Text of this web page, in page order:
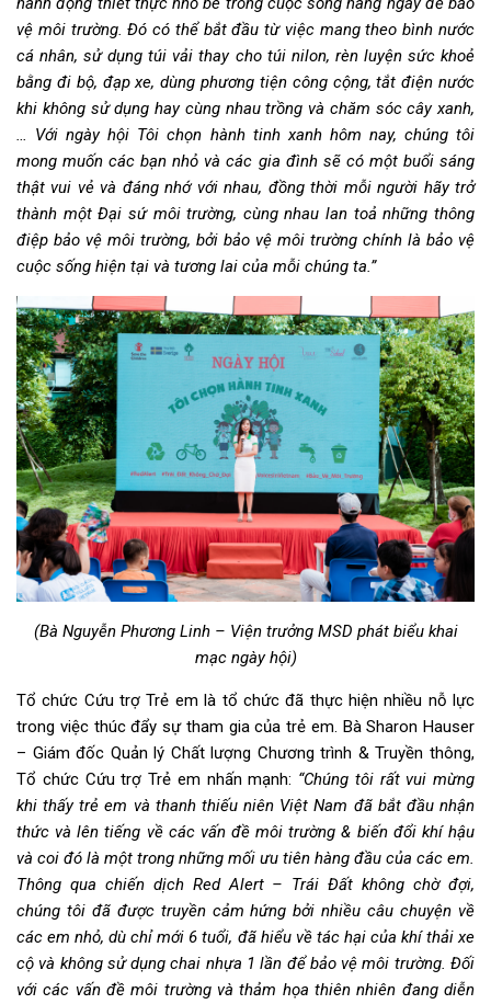
vệ môi trường. Đó có thể bắt đầu từ việc mang theo bình nước
cá nhân, sử dụng túi vải thay cho túi nilon, rèn luyện sức khoẻ
bằng đi bộ, đạp xe, dùng phương tiện công cộng, tắt điện nước
khi không sử dụng hay cùng nhau trồng và chăm sóc cây xanh,
… Với ngày hội Tôi chọn hành tinh xanh hôm nay, chúng tôi
mong muốn các bạn nhỏ và các gia đình sẽ có một buổi sáng
thật vui vẻ và đáng nhớ với nhau, đồng thời mỗi người hãy trở
thành một Đại sứ môi trường, cùng nhau lan toả những thông
điệp bảo vệ môi trường, bởi bảo vệ môi trường chính là bảo vệ
cuộc sống hiện tại và tương lai của mỗi chúng ta.”
(Bà Nguyễn Phương Linh – Viện trưởng MSD phát biểu khai
mạc ngày hội)
Tổ chức Cứu trợ Trẻ em là tổ chức đã thực hiện nhiều nỗ lực
trong việc thúc đẩy sự tham gia của trẻ em. Bà Sharon Hauser
– Giám đốc Quản lý Chất lượng Chương trình & Truyền thông,
Tổ chức Cứu trợ Trẻ em nhấn mạnh: “Chúng tôi rất vui mừng
khi thấy trẻ em và thanh thiếu niên Việt Nam đã bắt đầu nhận
thức và lên tiếng về các vấn đề môi trường & biến đổi khí hậu
và coi đó là một trong những mối ưu tiên hàng đầu của các em.
Thông qua chiến dịch Red Alert – Trái Đất không chờ đợi,
chúng tôi đã được truyền cảm hứng bởi nhiều câu chuyện về
các em nhỏ, dù chỉ mới 6 tuổi, đã hiểu về tác hại của khí thải xe
cộ và không sử dụng chai nhựa 1 lần để bảo vệ môi trường. Đối
với các vấn đề môi trường và thảm họa thiên nhiên đang diễn